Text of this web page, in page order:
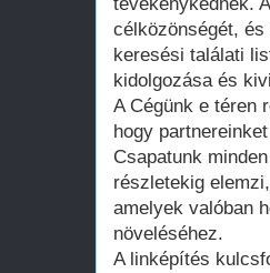
célközönségét,
keresési találati
kidolgozása és
A Cégünk e téren
hogy
Csapatunk
részletekig
amelyek valóban
növeléséhez.
A linképítés